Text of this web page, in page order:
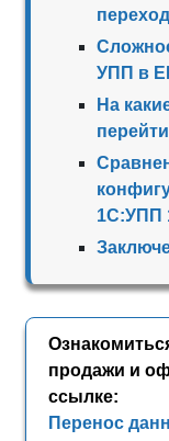
УПП в
На
1С:УПП
продажи и
ссылке:
Перенос